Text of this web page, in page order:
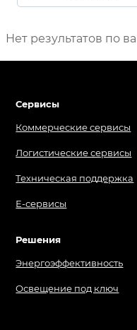
Нет результатов по
Сервисы
Коммерческие сервисы
Логистические сервисы
Техническая поддержка
Е-сервисы
Решения
Энерго­эффективность
Освещение под ключ